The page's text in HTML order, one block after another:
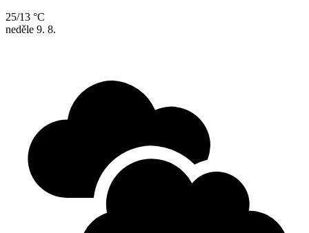
25/13 °C
neděle 9. 8.